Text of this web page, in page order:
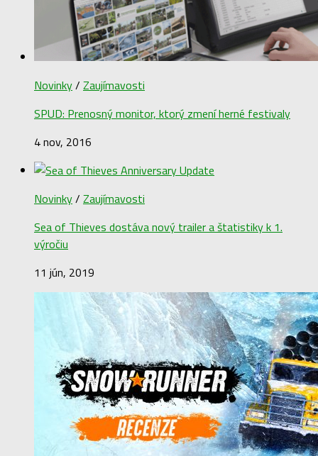
Novinky/ Zaujímavosti
SPUD: Prenosný monitor, ktorý zmení herné festivaly
4 nov, 2016
Novinky/ Zaujímavosti
Sea of Thieves dostáva nový trailer a štatistiky k 1.
výročiu
11 jún, 2019